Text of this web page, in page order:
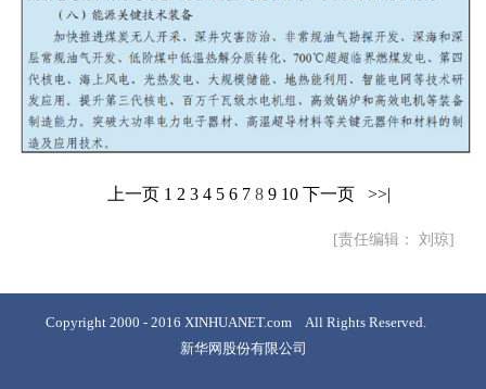
上一页 1 2 3 4 5 6 7 8 9 10 下一页 >>|
[责任编辑： 刘琼]
Copyright 2000 - 2016 XINHUANET.com All Rights Reserved.
新华网股份有限公司